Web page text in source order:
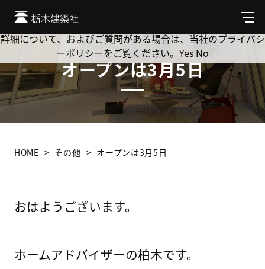
メ
ニ
ュ
オープンは3月5日
HOME その他 オープンは3月5日
おはようございます。
ホームアドバイザーの柏木です。
Cookie を使用して、お客様の活動を追跡してもよろしいです
か? 当社ではお客様のプライバシーを極めて重視しています。
詳細について、およびご質問がある場合は、当社のプライバシ
ーポリシーをご覧ください。 Yes No